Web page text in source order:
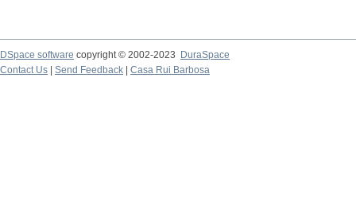
DSpace software copyright © 2002-2023
DuraSpace
Contact Us
Send Feedback Casa Rui Barbosa